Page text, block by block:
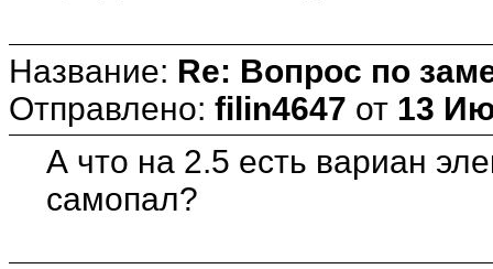
Название: Re: Вопрос по
Отправлено: filin4647 от 13
А что на 2.5 есть вариан
самопал?